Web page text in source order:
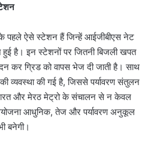
पहले ऐसे स्टेशन हैं जिन्हें आईजीबीएस नेट
हुई है। इन स्टेशनों पर जितनी बिजली खपत
कर ग्रिड को वापस भेज दी जाती है। साथ
व्यवस्था की गई है, जिससे पर्यावरण संतुलन
और मेरठ मेट्रो के संचालन से न केवल
आधुनिक, तेज और पर्यावरण अनुकूल
बनेगी।